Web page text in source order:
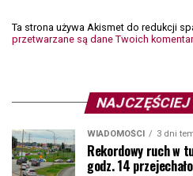
Ta strona używa Akismet do redukcji
przetwarzane są dane Twoich
WIADOMOŚCI 3 dni
Rekordowy ruch w
godz. 14